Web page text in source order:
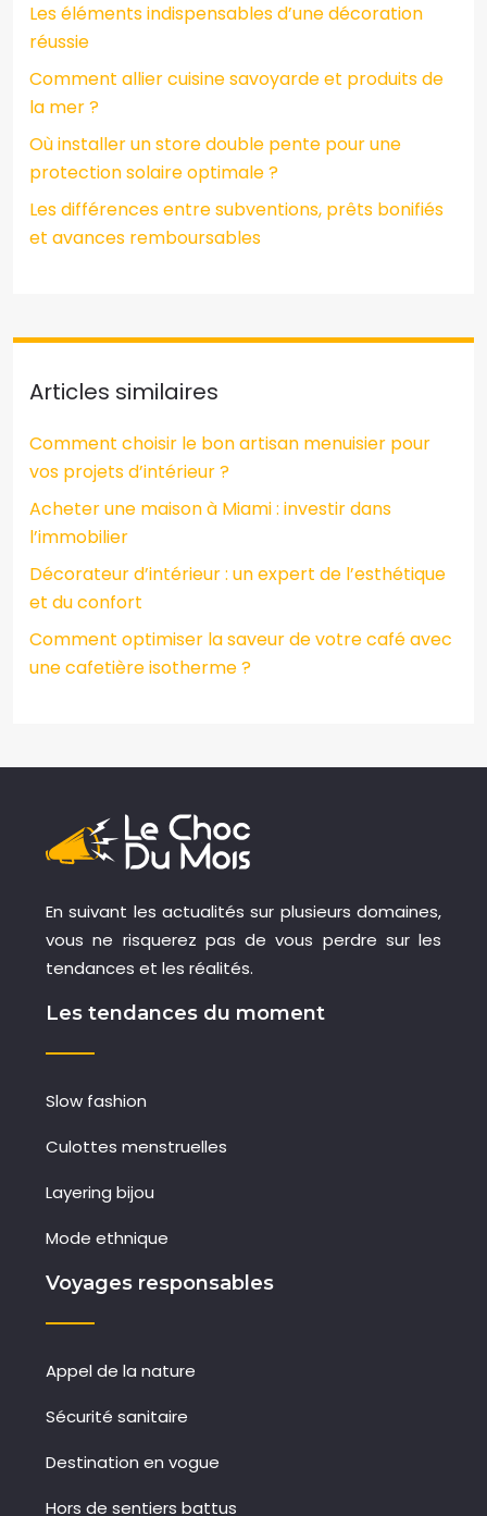
Les éléments indispensables d’une décoration
réussie
Comment allier cuisine savoyarde et produits de
la mer ?
Où installer un store double pente pour une
protection solaire optimale ?
Les différences entre subventions, prêts bonifiés
et avances remboursables
Articles similaires
Comment choisir le bon artisan menuisier pour
vos projets d’intérieur ?
Acheter une maison à Miami : investir dans
l’immobilier
Décorateur d’intérieur : un expert de l’esthétique
et du confort
Comment optimiser la saveur de votre café avec
une cafetière isotherme ?
En suivant les actualités sur plusieurs domaines,
vous ne risquerez pas de vous perdre sur les
tendances et les réalités.
Les tendances du moment
Slow fashion
Culottes menstruelles
Layering bijou
Mode ethnique
Voyages responsables
Appel de la nature
Sécurité sanitaire
Destination en vogue
Hors de sentiers battus